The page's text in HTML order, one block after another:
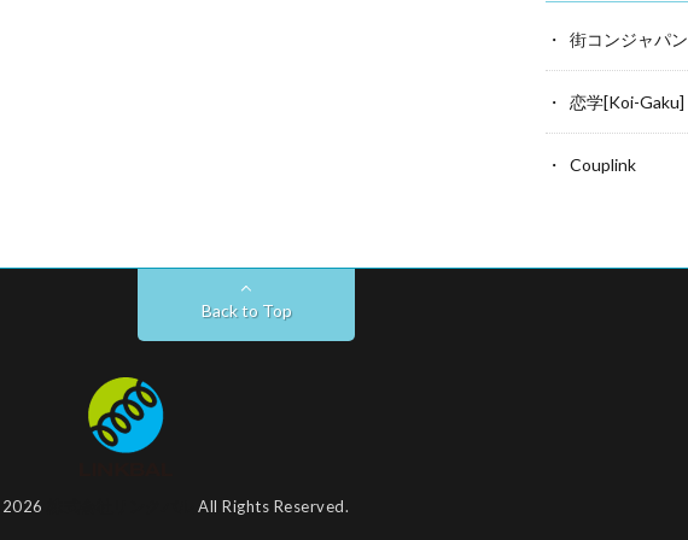
街コンジャパン
恋学[Koi-Gaku]
Couplink
Back to Top
All Rights Reserved.